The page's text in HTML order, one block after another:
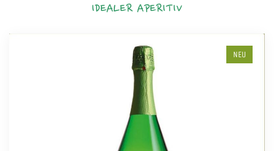
IDEALER APERITIV
NEU